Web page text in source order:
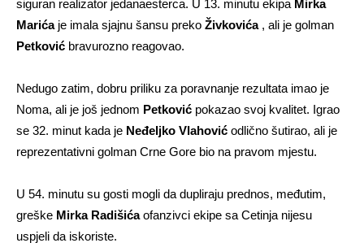
siguran realizator jedanaesterca. U 13. minutu ekipa Mirka
Marićaje imala sjajnu šansu preko Živkovića, ali je golman
Petković bravurozno reagovao.
Nedugo zatim, dobru priliku za poravnanje rezultata imao je
Noma, ali je još jednom Petković pokazao svoj kvalitet. Igrao
se 32. minut kada je Neđeljko Vlahović odlično šutirao, ali je
reprezentativni golman Crne Gore bio na pravom mjestu.
U 54. minutu su gosti mogli da dupliraju prednos, međutim,
greške Mirka Radišićaofanzivci ekipe sa Cetinja nijesu
uspjeli da iskoriste.